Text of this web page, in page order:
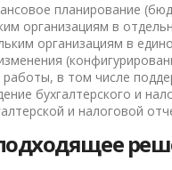
планирование
организациям в
организациям в
в том числе
бухгалтерского и
и налоговой